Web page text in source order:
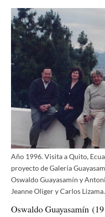
Año 1996. Visita a Quito,
proyecto de Galería
Oswaldo Guayasamín y
Jeanne Oliger y Carlos Lizama.
Oswaldo Guayasamín